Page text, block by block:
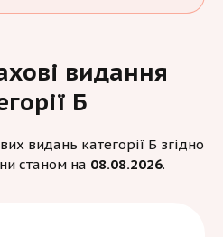
видання
Б
видань категорії Б згідно
станом на 08.08.2026.